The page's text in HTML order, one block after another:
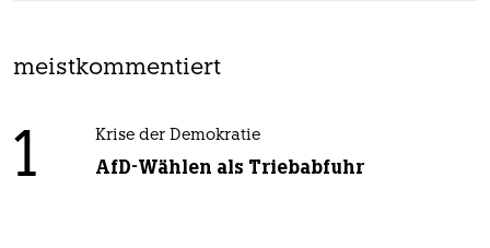
meistkommentiert
1 Krise der Demokratie
AfD-Wählen als Triebabfuhr